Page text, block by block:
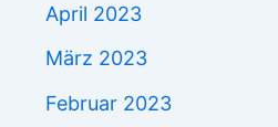
April 2023
März 2023
Februar 2023